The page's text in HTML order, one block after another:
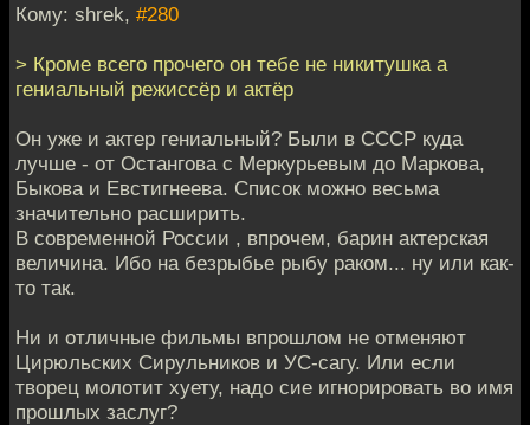
Кому: shrek, #280
> Кроме всего прочего он тебе не никитушка а
гениальный режиссёр и актёр
Он уже и актер гениальный? Были в СССР куда
лучше - от Остангова с Меркурьевым до Маркова,
Быкова и Евстигнеева. Список можно весьма
значительно расширить.
В современной России , впрочем, барин актерская
величина. Ибо на безрыбье рыбу раком... ну или как-
то так.
Ни и отличные фильмы впрошлом не отменяют
Цирюльских Сирульников и УС-сагу. Или если
творец молотит хуету, надо сие игнорировать во имя
прошлых заслуг?